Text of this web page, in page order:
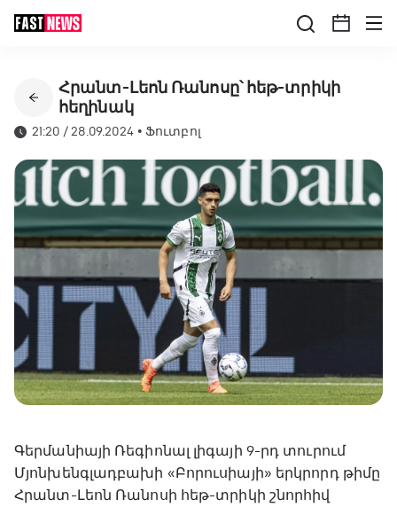
Հրանտ-Լեոն Ռանոսը՝ հեթ-տրիկի
հեղինակ
21:20 / 28.09.2024 •Ֆուտբոլ
Գերմանիայի Ռեգիոնալ լիգայի 9-րդ տուրում
Մյոնխենգլադբախի «Բորուսիայի» երկրորդ թիմը
Հրանտ-Լեոն Ռանոսի հեթ-տրիկի շնորհիվ